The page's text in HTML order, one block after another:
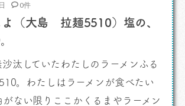
0件
よ（大島 拉麺5510）塩の、
汰していたわたしのラーメンふる
。わたしはラーメンが食べたい
がない限りここかくるまやラーメン